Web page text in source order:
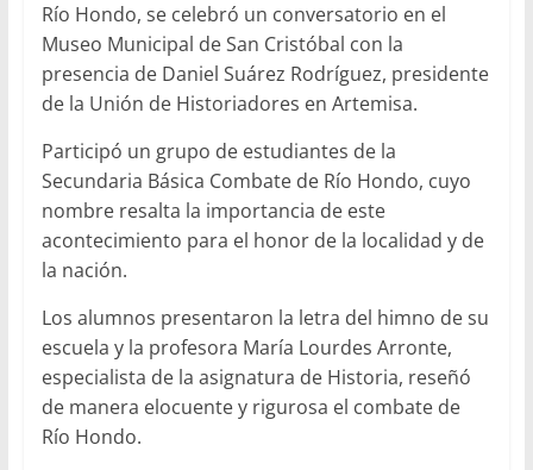
Río Hondo, se celebró un conversatorio en el
Museo Municipal de San Cristóbal con la
presencia de Daniel Suárez Rodríguez, presidente
de la Unión de Historiadores en Artemisa.
Participó un grupo de estudiantes de la
Secundaria Básica Combate de Río Hondo, cuyo
nombre resalta la importancia de este
acontecimiento para el honor de la localidad y de
la nación.
Los alumnos presentaron la letra del himno de su
escuela y la profesora María Lourdes Arronte,
especialista de la asignatura de Historia, reseñó
de manera elocuente y rigurosa el combate de
Río Hondo.